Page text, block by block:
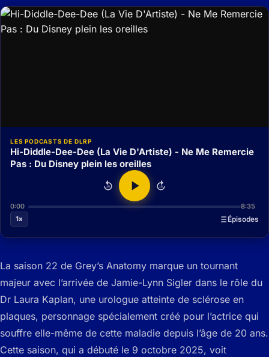
LES PODCASTS DE DLRP
Hi-Diddle-Dee-Dee (La Vie D'Artiste) - Ne Me Remercie
Pas : Du Disney plein les oreilles
15 15
0:00
8:35
1x
Épisodes
La saison 22 de Grey’s Anatomy marque un tournant
majeur avec l’arrivée de Jamie-Lynn Sigler dans le rôle du
Dr Laura Kaplan, une urologue atteinte de sclérose en
plaques, personnage spécialement créé pour l’actrice qui
souffre elle-même de cette maladie depuis l’âge de 20 ans.
Cette saison, qui a débuté le 9 octobre 2025, voit